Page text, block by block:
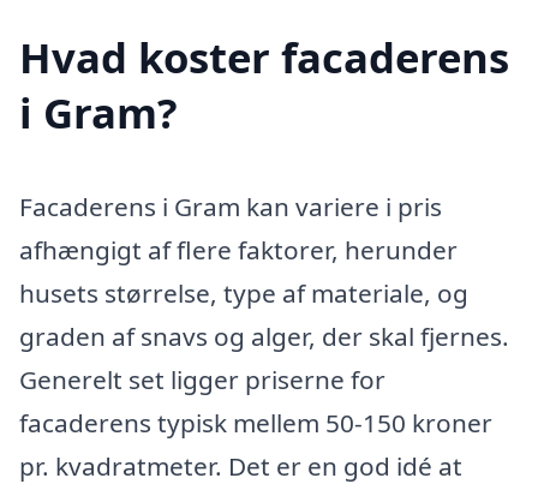
Hvad koster facaderens
i Gram?
Facaderens i Gram kan variere i pris
afhængigt af flere faktorer, herunder
husets størrelse, type af materiale, og
graden af snavs og alger, der skal fjernes.
Generelt set ligger priserne for
facaderens typisk mellem 50-150 kroner
pr. kvadratmeter. Det er en god idé at